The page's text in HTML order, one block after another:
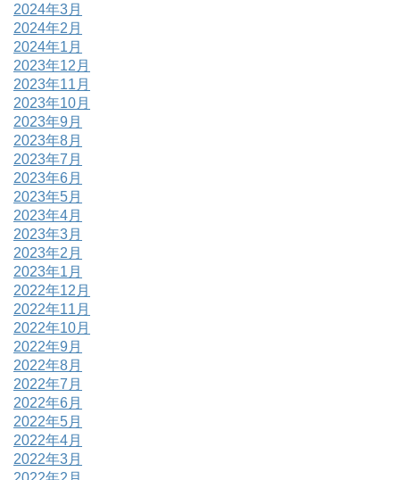
2024年3月
2024年2月
2024年1月
2023年12月
2023年11月
2023年10月
2023年9月
2023年8月
2023年7月
2023年6月
2023年5月
2023年4月
2023年3月
2023年2月
2023年1月
2022年12月
2022年11月
2022年10月
2022年9月
2022年8月
2022年7月
2022年6月
2022年5月
2022年4月
2022年3月